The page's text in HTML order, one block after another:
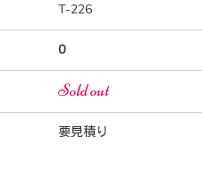
T-226
0
Sold out
要見積り